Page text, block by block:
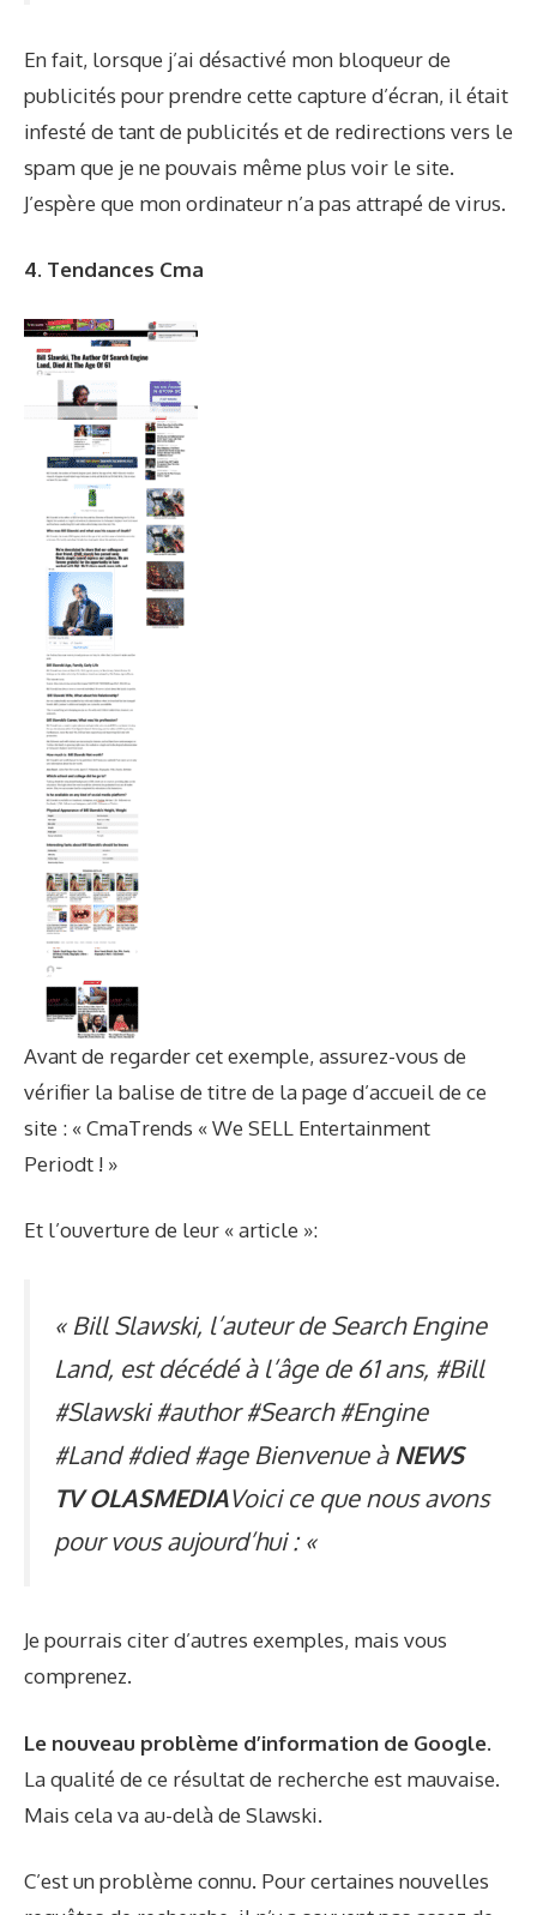
En fait, lorsque j’ai désactivé mon bloqueur de
publicités pour prendre cette capture d’écran, il était
infesté de tant de publicités et de redirections vers le
spam que je ne pouvais même plus voir le site.
J’espère que mon ordinateur n’a pas attrapé de virus.
4. Tendances Cma
Avant de regarder cet exemple, assurez-vous de
vérifier la balise de titre de la page d’accueil de ce
site : « CmaTrends « We SELL Entertainment
Periodt ! »
Et l’ouverture de leur « article »:
« Bill Slawski, l’auteur de Search Engine
Land, est décédé à l’âge de 61 ans, #Bill
#Slawski #author #Search #Engine
#Land #died #age Bienvenue à NEWS
TV OLASMEDIAVoici ce que nous avons
pour vous aujourd’hui : «
Je pourrais citer d’autres exemples, mais vous
comprenez.
Le nouveau problème d’information de Google.
La qualité de ce résultat de recherche est mauvaise.
Mais cela va au-delà de Slawski.
C’est un problème connu. Pour certaines nouvelles